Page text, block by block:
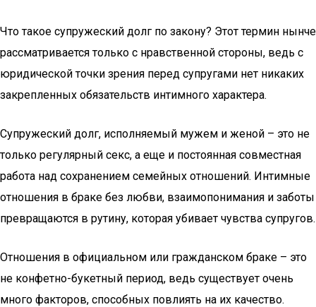
Что такое супружеский долг по закону? Этот термин нынче
рассматривается только с нравственной стороны, ведь с
юридической точки зрения перед супругами нет никаких
закрепленных обязательств интимного характера.
Супружеский долг, исполняемый мужем и женой – это не
только регулярный секс, а еще и постоянная совместная
работа над сохранением семейных отношений. Интимные
отношения в браке без любви, взаимопонимания и заботы
превращаются в рутину, которая убивает чувства супругов.
Отношения в официальном или гражданском браке – это
не конфетно-букетный период, ведь существует очень
много факторов, способных повлиять на их качество.